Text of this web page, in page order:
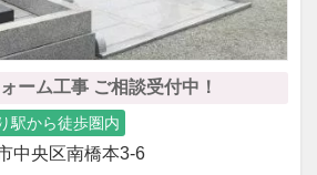
ーム工事 ご相談受付中！
駅から徒歩圏内
中央区南橋本3-6